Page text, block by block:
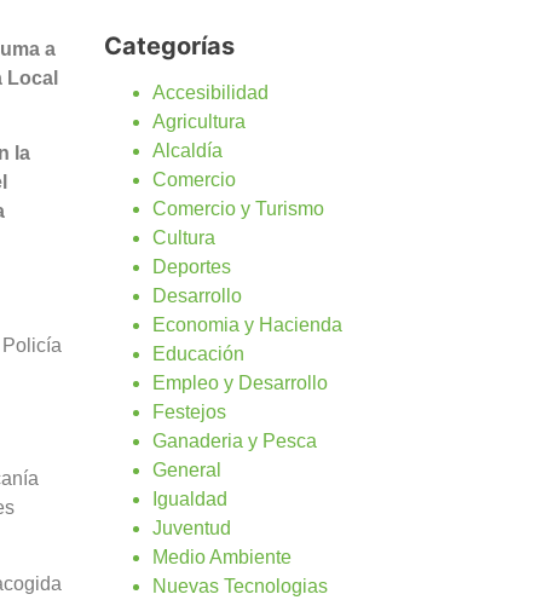
a
Local
la
Categorías
Accesibilidad
Agricultura
Alcaldía
Comercio
Comercio y Turismo
Cultura
Deportes
Desarrollo
Economia y Hacienda
Educación
Empleo y Desarrollo
Festejos
Ganaderia y Pesca
General
Igualdad
Juventud
Medio Ambiente
Nuevas Tecnologias